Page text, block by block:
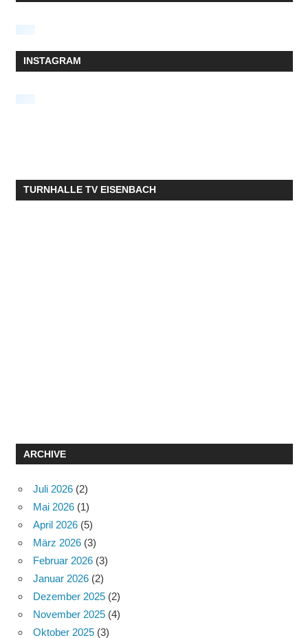
INSTAGRAM
TURNHALLE TV EISENBACH
ARCHIVE
Juli 2026 (2)
Mai 2026 (1)
April 2026 (5)
März 2026 (3)
Februar 2026 (3)
Januar 2026 (2)
Dezember 2025 (2)
November 2025 (4)
Oktober 2025 (3)